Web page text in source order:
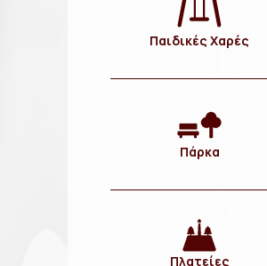
Παιδικές Χαρές
Πάρκα
Πλατείες